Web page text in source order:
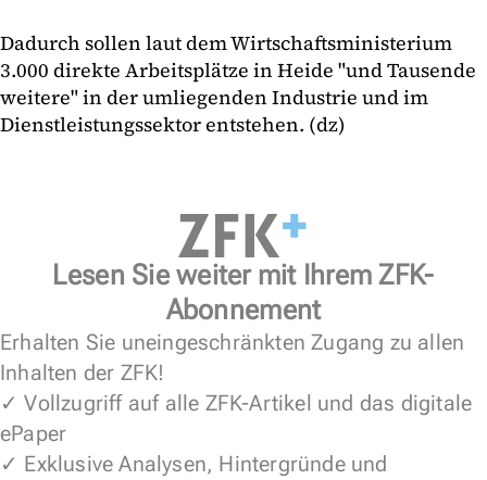
Dadurch sollen laut dem Wirtschaftsministerium
3.000 direkte Arbeitsplätze in Heide "und Tausende
weitere" in der umliegenden Industrie und im
Dienstleistungssektor entstehen. (dz)
Lesen Sie weiter mit Ihrem ZFK-
Abonnement
Erhalten Sie uneingeschränkten Zugang zu allen
Inhalten der ZFK!
✓ Vollzugriff auf alle ZFK-Artikel und das digitale
ePaper
✓ Exklusive Analysen, Hintergründe und